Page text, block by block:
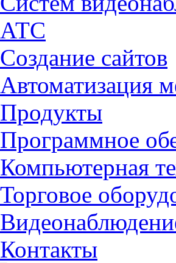
АТС
Создание сайтов
Автоматизация
Продукты
Программное
Компьютерная
Торговое
Контакты